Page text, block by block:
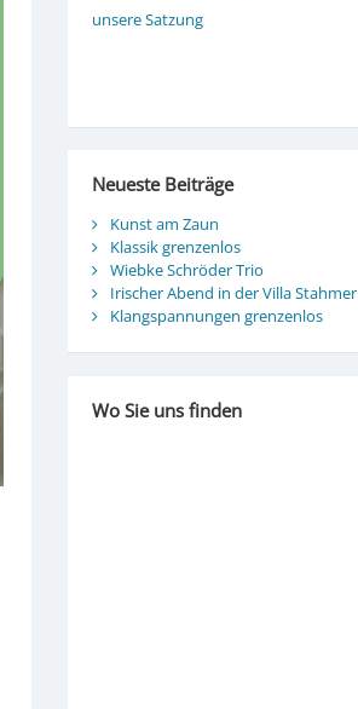
unsere Satzung
Neueste Beiträge
Kunst am Zaun
Klassik grenzenlos
Wiebke Schröder Trio
Irischer Abend in der Villa Stahmer
Klangspannungen grenzenlos
Wo Sie uns finden